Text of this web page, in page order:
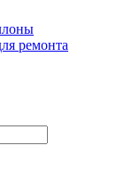
ремонта